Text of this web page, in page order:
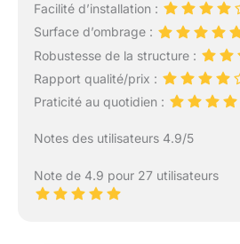
Facilité d’installation :
Surface d’ombrage :
Robustesse de la structure :
Rapport qualité/prix :
Praticité au quotidien :
Notes des utilisateurs 4.9/5
Note de 4.9 pour 27 utilisateurs